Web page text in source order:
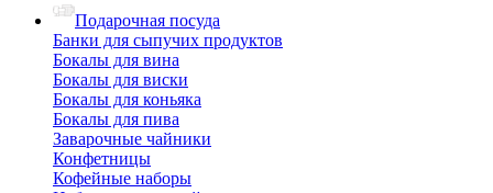
Подарочная посуда
Банки для сыпучих продуктов
Бокалы для вина
Бокалы для виски
Бокалы для коньяка
Бокалы для пива
Заварочные чайники
Конфетницы
Кофейные наборы